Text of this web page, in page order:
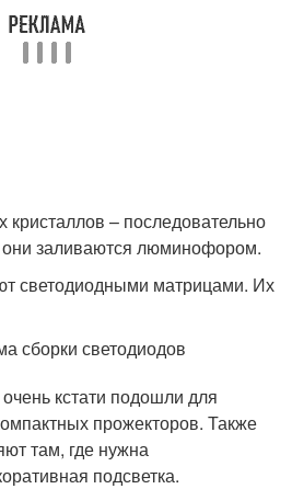
– последовательно
заливаются люминофором.
светодиодными матрицами. Их
сборки светодиодов
кстати подошли для
прожекторов. Также
там, где нужна
подсветка.